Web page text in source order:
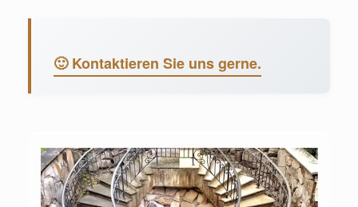
🙂 Kontaktieren Sie uns gerne.